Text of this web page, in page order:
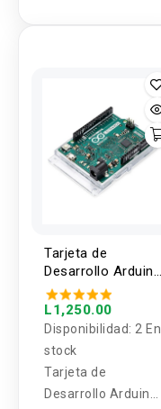
Tarjeta de
Desarrollo Arduino
Leonardo Original
R3 ATmega32u4
L1,250.00
Disponibilidad: 2 En
stock
Tarjeta de
Desarrollo Arduino